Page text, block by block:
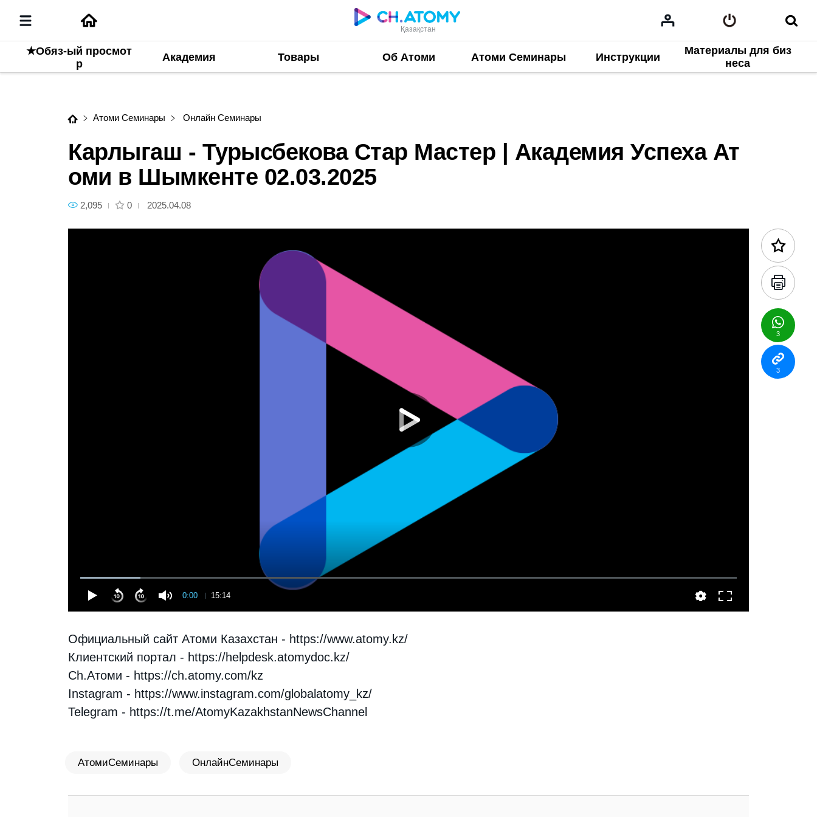
Қазақстан
★Обяз-ый просмот
р
Академия Товары Об Атоми Атоми Семинары Инструкции
Материалы для биз
неса
Карлыгаш - Турысбекова Стар Мастер | Академия Успеха Атоми в Шымкенте 02.03.2025 Предыдущее содержание
Атоми Семинары Онлайн Семинары
Карлыгаш - Турысбекова Стар Мастер | Академия Успеха Ат
оми в Шымкенте 02.03.2025
2,095 0 2025.04.08
0:00 15:14
Официальный сайт Атоми Казахстан - https://www.atomy.kz/
Клиентский портал - https://helpdesk.atomydoc.kz/
Ch.Атоми - https://ch.atomy.com/kz
Instagram - https://www.instagram.com/globalatomy_kz/
Telegram - https://t.me/AtomyKazakhstanNewsChannel
АтомиСеминары ОнлайнСеминары